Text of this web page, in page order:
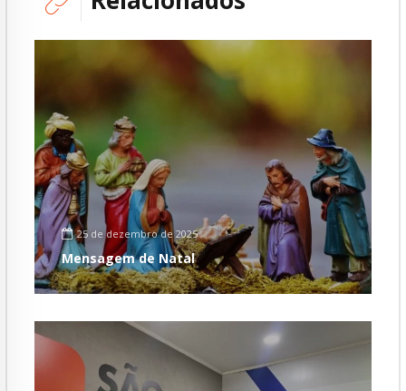
25 de dezembro de 2025
Mensagem de Natal